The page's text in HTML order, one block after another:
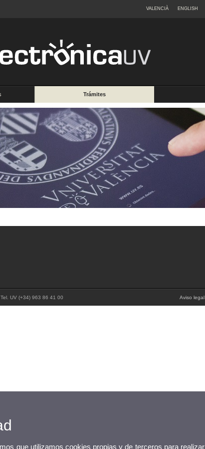
VALENCIÀ ENGLISH
Trámites
UV (+34) 963 86 41 00 Aviso legal
que utilizamos cookies propias y de terceros para realizar